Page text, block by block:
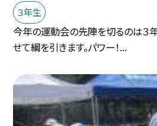
３年生
今年の運動会の先陣を切るのは３
せて綱を引きます。パワー！...